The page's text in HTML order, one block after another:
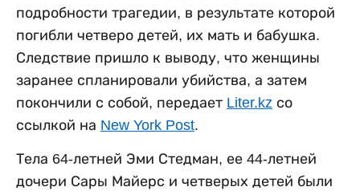
подробности трагедии, в результате которой
погибли четверо детей, их мать и бабушка.
Следствие пришло к выводу, что женщины
заранее спланировали убийства, а затем
покончили с собой, передает Liter.kz со
ссылкой на New York Post.
Тела 64-летней Эми Стедман, ее 44-летней
дочери Сары Майерс и четверых детей были